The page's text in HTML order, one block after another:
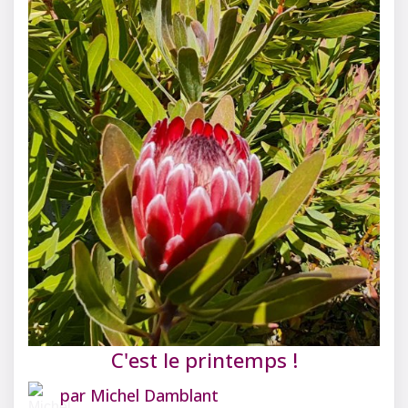
C'est le printemps !
par Michel Damblant